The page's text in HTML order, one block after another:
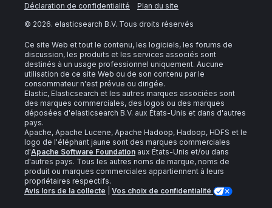
Déclaration de confidentialité
Plan du site
© 2026. elasticsearch B.V. Tous droits réservés
Ce site Web et tout le contenu, les logiciels, les forums de
discussion, les produits et les services associés sont
destinés à un usage professionnel uniquement. Aucune
utilisation de ce site Web ou de son contenu par le
consommateur n'est prévue ou dirigée.
Elastic, Elasticsearch et les autres marques associées sont
des marques commerciales, des logos ou des marques
déposées d'elasticsearch B.V. aux États-Unis et dans d'autres
pays.
Apache, Apache Lucene, Apache Hadoop, Hadoop, HDFS et le
logo de l'éléphant jaune sont des marques commerciales
d'Apache Software Foundation aux États-Unis et/ou dans
d'autres pays. Tous les autres noms de marque, noms de
produit ou marques commerciales appartiennent à leurs
propriétaires respectifs.
Avis lors de la collecte
Vos choix de confidentialité